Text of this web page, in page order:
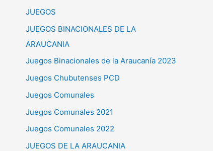
JUEGOS
JUEGOS BINACIONALES DE LA
ARAUCANIA
Juegos Binacionales de la Araucanía 2023
Juegos Chubutenses PCD
Juegos Comunales
Juegos Comunales 2021
Juegos Comunales 2022
JUEGOS DE LA ARAUCANIA